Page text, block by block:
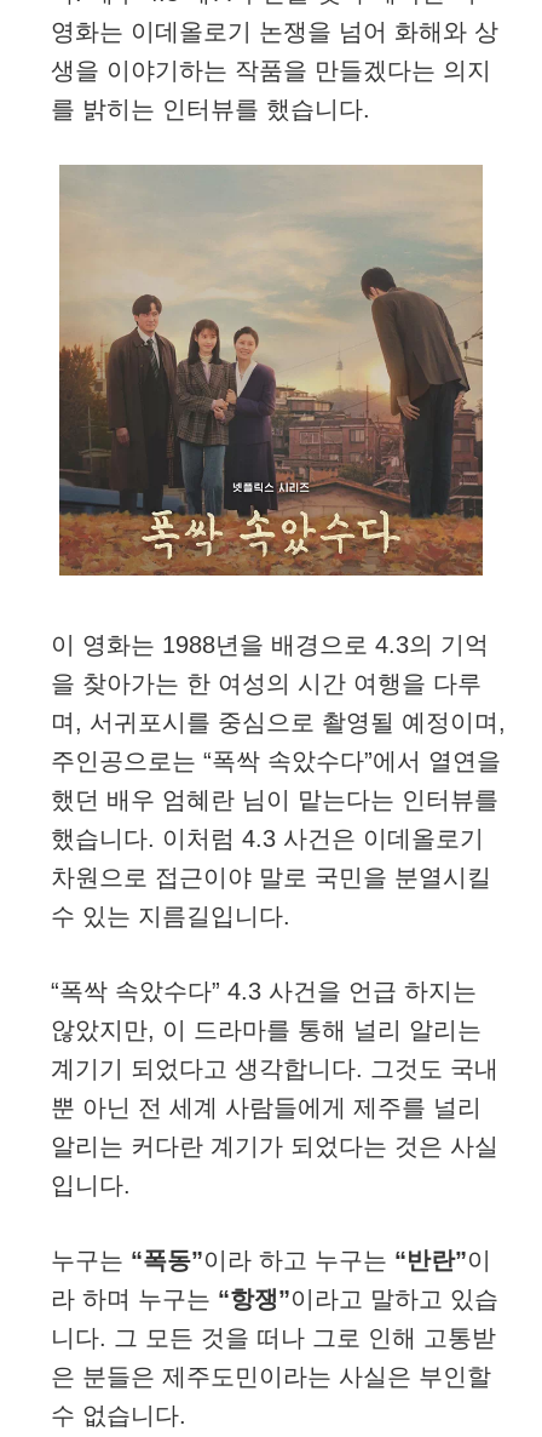
영화는 이데올로기 논쟁을 넘어 화해와 상
생을 이야기하는 작품을 만들겠다는 의지
를 밝히는 인터뷰를 했습니다.
이 영화는 1988년을 배경으로 4.3의 기억
을 찾아가는 한 여성의 시간 여행을 다루
며, 서귀포시를 중심으로 촬영될 예정이며,
주인공으로는 “폭싹 속았수다”에서 열연을
했던 배우 엄혜란 님이 맡는다는 인터뷰를
했습니다. 이처럼 4.3 사건은 이데올로기
차원으로 접근이야 말로 국민을 분열시킬
수 있는 지름길입니다.
“폭싹 속았수다” 4.3 사건을 언급 하지는
않았지만, 이 드라마를 통해 널리 알리는
계기기 되었다고 생각합니다. 그것도 국내
뿐 아닌 전 세계 사람들에게 제주를 널리
알리는 커다란 계기가 되었다는 것은 사실
입니다.
누구는 “폭동”이라 하고 누구는 “반란”이
라 하며 누구는 “항쟁”이라고 말하고 있습
니다. 그 모든 것을 떠나 그로 인해 고통받
은 분들은 제주도민이라는 사실은 부인할
수 없습니다.